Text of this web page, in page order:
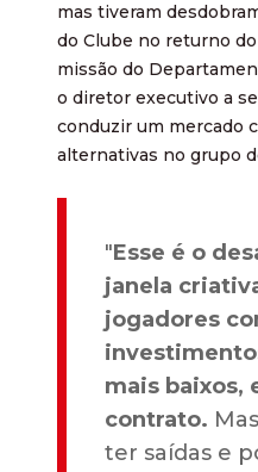
mas tiveram
do Clube no returno do
missão do
o diretor executivo a
conduzir um mercado
alternativas no grupo
"Esse é o
janela
jogadores
mais baixos,
contrato.
ter saídas e